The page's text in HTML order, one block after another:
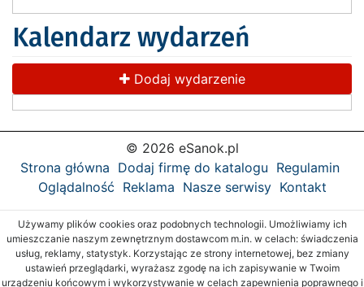
Kalendarz wydarzeń
Dodaj wydarzenie
© 2026 eSanok.pl
Strona główna Dodaj firmę do katalogu Regulamin
Oglądalność Reklama Nasze serwisy Kontakt
Używamy plików cookies oraz podobnych technologii. Umożliwiamy ich
umieszczanie naszym zewnętrznym dostawcom m.in. w celach: świadczenia
usług, reklamy, statystyk. Korzystając ze strony internetowej, bez zmiany
ustawień przeglądarki, wyrażasz zgodę na ich zapisywanie w Twoim
urządzeniu końcowym i wykorzystywanie w celach zapewnienia poprawnego i